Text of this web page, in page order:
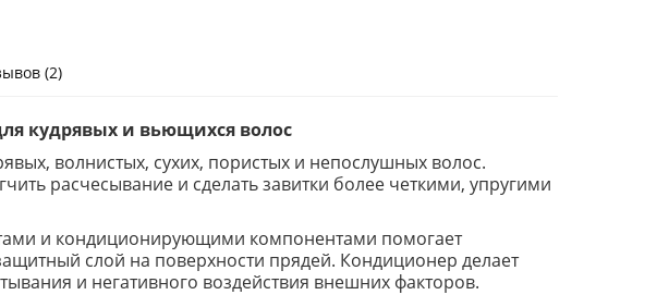
(2)
кудрявых и вьющихся волос
волнистых, сухих, пористых и непослушных волос.
расчесывание и сделать завитки более четкими, упругими
и кондиционирующими компонентами помогает
слой на поверхности прядей. Кондиционер делает
и негативного воздействия внешних факторов.